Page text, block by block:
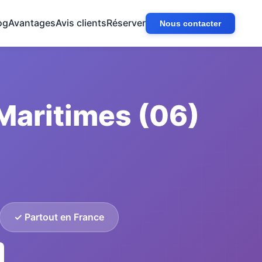
AvantagesAvis clientsRéserver Nous contacter
(06)
✓ Partout en France